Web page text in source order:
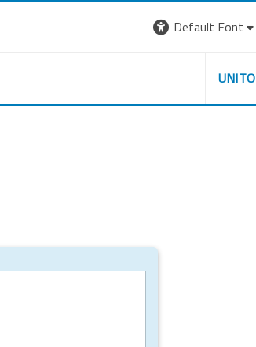
Default Font
UNITO